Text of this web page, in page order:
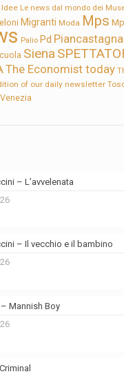
Idee Le news dal mondo dei
Migranti Moda Mps
Palio Pd
Siena
The Economist today
of our daily newsletter
Venezia
– L’avvelenata
– Il vecchio e il bambino
Mannish Boy